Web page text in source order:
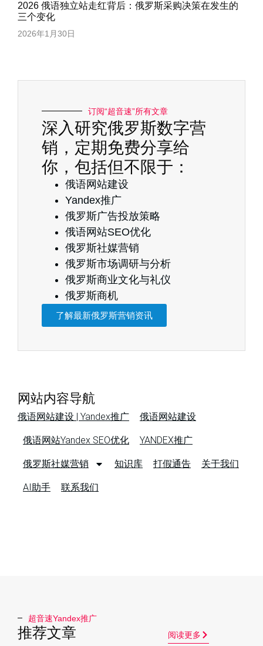
2026 俄语独立站走红背后：俄罗斯采购决策在发生的
三个变化
2026年1月30日
订阅“超音速”所有文章
深入研究俄罗斯数字营
销，定期免费分享给
你，包括但不限于：
俄语网站建设
Yandex推广
俄罗斯广告投放策略
俄语网站SEO优化
俄罗斯社媒营销
俄罗斯市场调研与分析
俄罗斯商业文化与礼仪
俄罗斯商机
了解最新俄罗斯营销资讯
网站内容导航
俄语网站建设 | Yandex推广 俄语网站建设
俄语网站Yandex SEO优化 YANDEX推广
俄罗斯社媒营销 知识库 打假通告 关于我们
AI助手 联系我们
超音速Yandex推广​
推荐文章 阅读更多